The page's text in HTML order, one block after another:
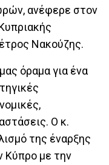
ανέφερε στον
Νακούζης.
όραμα για ένα
Ο κ.
της έναρξης
Κύπρο με την